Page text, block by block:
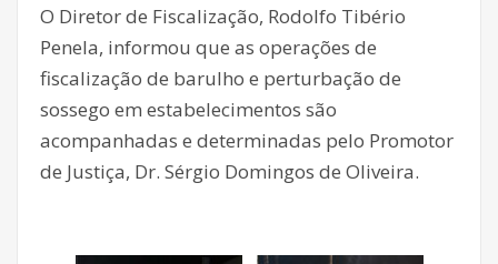
O Diretor de Fiscalização, Rodolfo Tibério
Penela, informou que as operações de
fiscalização de barulho e perturbação de
sossego em estabelecimentos são
acompanhadas e determinadas pelo Promotor
de Justiça, Dr. Sérgio Domingos de Oliveira.